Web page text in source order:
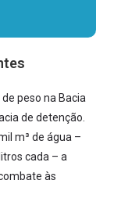
peso na Bacia
de detenção.
m³ de água –
cada – a
às